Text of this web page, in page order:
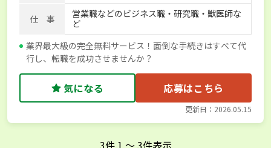
仕 事
営業職などのビジネス職・研究職・獣医師な
ど
業界最大級の完全無料サービス！面倒な手続きはすべて代
行し、転職を成功させませんか？
気になる 応募はこちら
更新日：2026.05.15